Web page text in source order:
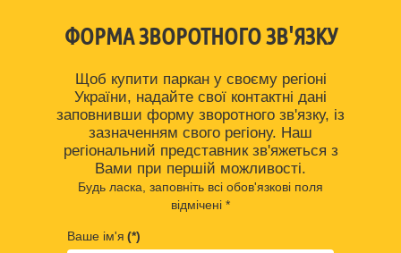
ФОРМА ЗВОРОТНОГО ЗВ'ЯЗКУ
Щоб купити паркан у своєму регіоні
України, надайте свої контактні дані
заповнивши форму зворотного зв'язку, із
зазначенням свого регіону. Наш
регіональний представник зв'яжеться з
Вами при першій можливості.
Будь ласка, заповніть всі обов'язкові поля
відмічені *
Ваше ім'я (*)